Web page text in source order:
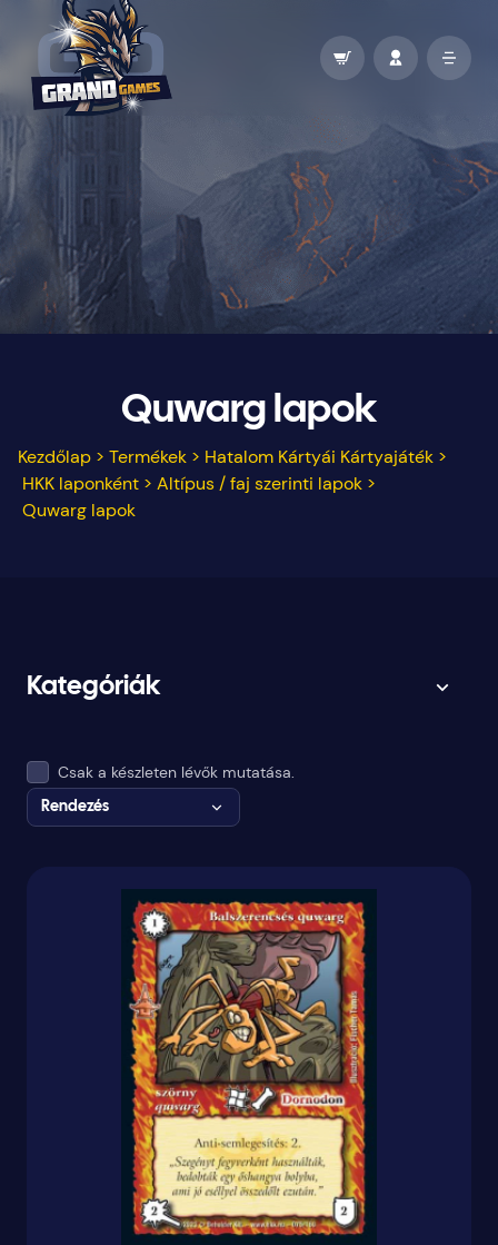
Quwarg lapok
Kezdőlap > Termékek > Hatalom Kártyái Kártyajáték >
HKK laponként > Altípus / faj szerinti lapok >
Quwarg lapok
Kategóriák
Csak a készleten lévők mutatása.
Rendezés